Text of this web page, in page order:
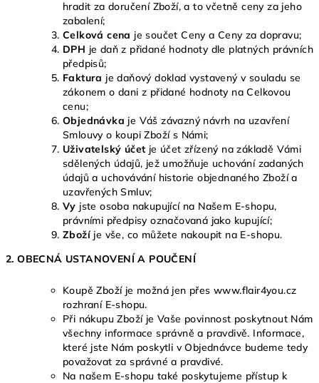
hradit za doručení Zboží, a to včetně ceny za jeho
zabalení;
Celková cena je součet Ceny a Ceny za dopravu;
DPH je daň z přidané hodnoty dle platných právních
předpisů;
Faktura je daňový doklad vystavený v souladu se
zákonem o dani z přidané hodnoty na Celkovou
cenu;
Objednávka je Váš závazný návrh na uzavření
Smlouvy o koupi Zboží s Námi;
Uživatelský účet je účet zřízený na základě Vámi
sdělených údajů, jež umožňuje uchování zadaných
údajů a uchovávání historie objednaného Zboží a
uzavřených Smluv;
Vy jste osoba nakupující na Našem E-shopu,
právními předpisy označovaná jako kupující;
Zbožíje vše, co můžete nakoupit na E-shopu.
2. OBECNÁ USTANOVENÍ A POUČENÍ
Koupě Zboží je možná jen přes www.flair4you.cz
rozhraní E-shopu.
Při nákupu Zboží je Vaše povinnost poskytnout Nám
všechny informace správně a pravdivě. Informace,
které jste Nám poskytli v Objednávce budeme tedy
považovat za správné a pravdivé.
Na našem E-shopu také poskytujeme přístup k